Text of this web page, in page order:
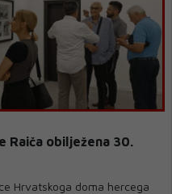
Raiča obilježena 30.
Hrvatskoga doma hercega